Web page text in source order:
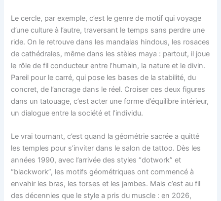
Le cercle, par exemple, c’est le genre de motif qui voyage
d’une culture à l’autre, traversant le temps sans perdre une
ride. On le retrouve dans les mandalas hindous, les rosaces
de cathédrales, même dans les stèles maya : partout, il joue
le rôle de fil conducteur entre l’humain, la nature et le divin.
Pareil pour le carré, qui pose les bases de la stabilité, du
concret, de l’ancrage dans le réel. Croiser ces deux figures
dans un tatouage, c’est acter une forme d’équilibre intérieur,
un dialogue entre la société et l’individu.
Le vrai tournant, c’est quand la géométrie sacrée a quitté
les temples pour s’inviter dans le salon de tattoo. Dès les
années 1990, avec l’arrivée des styles “dotwork” et
“blackwork”, les motifs géométriques ont commencé à
envahir les bras, les torses et les jambes. Mais c’est au fil
des décennies que le style a pris du muscle : en 2026,